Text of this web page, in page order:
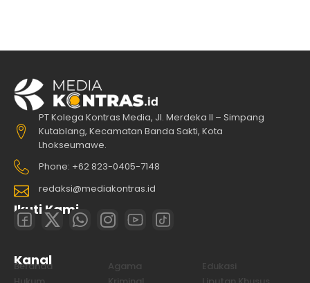
PT Kolega Kontras Media, Jl. Merdeka II – Simpang
Kutablang, Kecamatan Banda Sakti, Kota
Lhokseumawe.
Phone: +62 823-0405-7148
redaksi@mediakontras.id
Ikuti Kami
Kanal
Beranda Agama
Edukasi